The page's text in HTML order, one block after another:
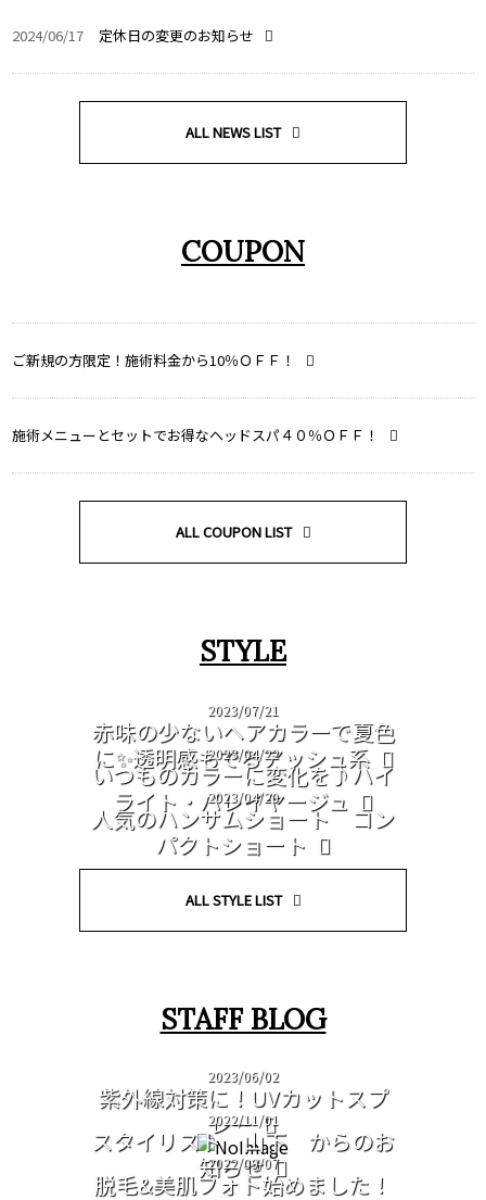
2024/06/17 定休日の変更のお知らせ
ALL NEWS LIST
COUPON
ご新規の方限定！施術料金から10％ＯＦＦ！
施術メニューとセットでお得なヘッドスパ４０％ＯＦＦ！
ALL COUPON LIST
STYLE
2023/07/21
赤味の少ないヘアカラーで夏色
に✨透明感もでるアッシュ系
2023/04/22
いつものカラーに変化を♪ハイ
ライト・バレイヤージュ
2023/04/20
人気のハンサムショート コン
パクトショート
ALL STYLE LIST
STAFF BLOG
2023/06/02
紫外線対策に！UVカットスプ
レー
2022/11/01
スタイリスト 山下 からのお
知らせ
2022/09/07
脱毛&美肌フォト始めました！